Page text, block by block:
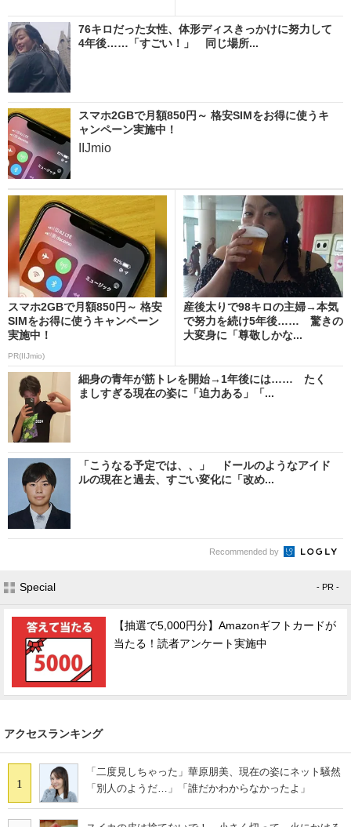
76キロだった女性、体形ディスきっかけに努力して
4年後……「すごい！」 同じ場所...
スマホ2GBで月額850円～ 格安SIMをお得に使うキ
ャンペーン実施中！
IIJmio
スマホ2GBで月額850円～ 格安
SIMをお得に使うキャンペーン
実施中！
PR(IIJmio)
産後太りで98キロの主婦→本気
で努力を続け5年後…… 驚きの
大変身に「尊敬しかな...
細身の青年が筋トレを開始→1年後には…… たく
ましすぎる現在の姿に「迫力ある」「...
「こうなる予定では、、」 ドールのようなアイド
ルの現在と過去、すごい変化に「改め...
Recommended by
Special - PR -
【抽選で5,000円分】Amazonギフトカードが
当たる！読者アンケート実施中
アクセスランキング
1
「二度見しちゃった」華原朋美、現在の姿にネット騒然
「別人のようだ…」「誰だかわからなかったよ」